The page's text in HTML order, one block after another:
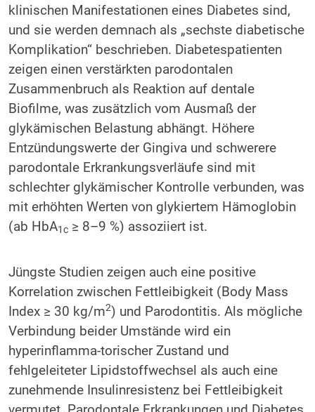
klinischen Manifestationen eines Diabetes sind,
und sie werden demnach als „sechste diabetische
Komplikation“ beschrieben. Diabetespatienten
zeigen einen verstärkten parodontalen
Zusammenbruch als Reaktion auf dentale
Biofilme, was zusätzlich vom Ausmaß der
glykämischen Belastung abhängt. Höhere
Entzündungswerte der Gingiva und schwerere
parodontale Erkrankungsverläufe sind mit
schlechter glykämischer Kontrolle verbunden, was
mit erhöhten Werten von glykiertem Hämoglobin
(ab HbA1c≥ 8–9 %) assoziiert ist.
Jüngste Studien zeigen auch eine positive
Korrelation zwischen Fettleibigkeit (Body Mass
Index ≥ 30 kg/m2) und Parodontitis. Als mögliche
Verbindung beider Umstände wird ein
hyperinflamma-torischer Zustand und
fehlgeleiteter Lipidstoffwechsel als auch eine
zunehmende Insulinresistenz bei Fettleibigkeit